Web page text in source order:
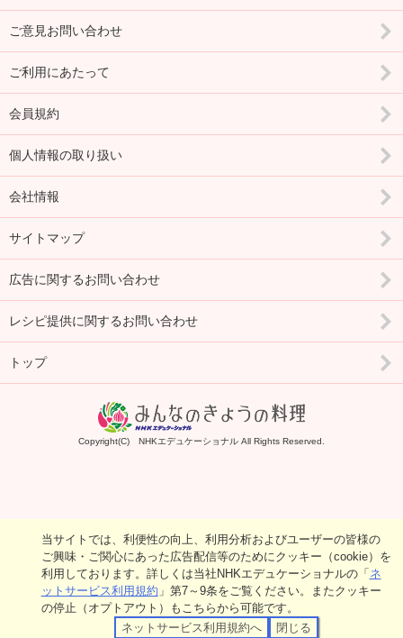
ご意見お問い合わせ
ご利用にあたって
会員規約
個人情報の取り扱い
会社情報
サイトマップ
広告に関するお問い合わせ
レシピ提供に関するお問い合わせ
トップ
Copyright(C) NHKエデュケーショナル All Rights Reserved.
当サイトでは、利便性の向上、利用分析およびユーザーの皆様の
ご興味・ご関心にあった広告配信等のためにクッキー（cookie）を
利用しております。詳しくは当社NHKエデュケーショナルの「ネ
ットサービス利用規約 」第7～9条をご覧ください。またクッキー
の停止（オプトアウト）もこちらから可能です。
ネットサービス利用規約へ
閉じる